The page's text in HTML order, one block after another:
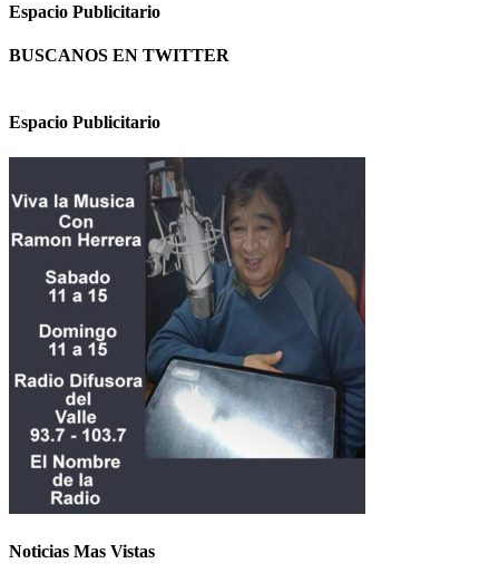
Espacio Publicitario
BUSCANOS EN TWITTER
Espacio Publicitario
Noticias Mas Vistas